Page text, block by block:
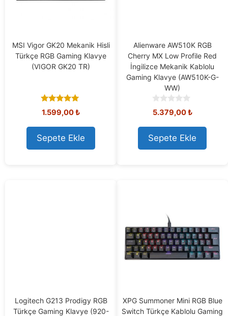
MSI Vigor GK20 Mekanik Hisli
Türkçe RGB Gaming Klavye
(VIGOR GK20 TR)
5.00
out of 5
1.599,00₺
Sepete Ekle
Alienware AW510K RGB
Cherry MX Low Profile Red
İngilizce Mekanik Kablolu
Gaming Klavye (AW510K-G-
WW)
0
o
u
t
o
f
5.379,00₺
Sepete Ekle
Logitech G213 Prodigy RGB
Türkçe Gaming Klavye (920-
XPG Summoner Mini RGB Blue
Switch Türkçe Kablolu Gaming